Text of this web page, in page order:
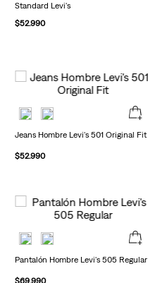
Standard Levi's
$52.990
Jeans Hombre Levi's 501 Original Fit
$52.990
Pantalón Hombre Levi's 505 Regular